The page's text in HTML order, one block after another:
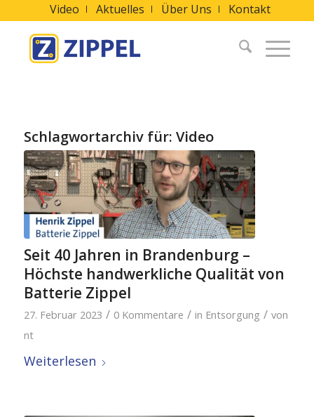
Video Aktuelles Über Uns Kontakt
Schlagwortarchiv für: Video
Seit 40 Jahren in Brandenburg –
Höchste handwerkliche Qualität von
Batterie Zippel
27. Februar 2023 / 0 Kommentare / in Entsorgung / von
nt
Weiterlesen